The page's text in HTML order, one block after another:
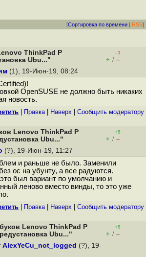
[Сортировка по времени | RSS]
ThinkPad P
Ubu..."
–1
+ / –
(1), 19-Июн-19, 08:24
OpenSUSE не должно быть никаких
новость.
Правка| Наверх Cообщить модератору
Lenovo ThinkPad P
Ubu..."
+5
+ / –
(?), 19-Июн-19, 11:27
и раньше не было. Заменили
ос на убунту, а все радуются.
был вариант по умолчанию и
леново вместо винды, то это уже
Правка| Наверх Cообщить модератору
Lenovo ThinkPad P
Ubu..."
+5
+ / –
AlexYeCu_not_logged (?), 19-